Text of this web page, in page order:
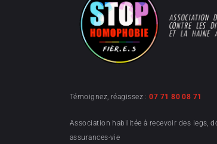
Témoignez, réagissez :07 71 80 08 71
Association habilitée à recevoir des legs,
assurances-vie